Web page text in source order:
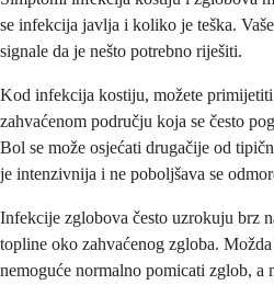
se infekcija javlja i koliko je teška.
signale da je nešto potrebno riješiti.
Kod infekcija kostiju, možete
zahvaćenom području koja se često
Bol se može osjećati drugačije od
je intenzivnija i ne poboljšava se
Infekcije zglobova često uzrokuju brz
topline oko zahvaćenog zgloba.
nemoguće normalno pomicati zglob, a